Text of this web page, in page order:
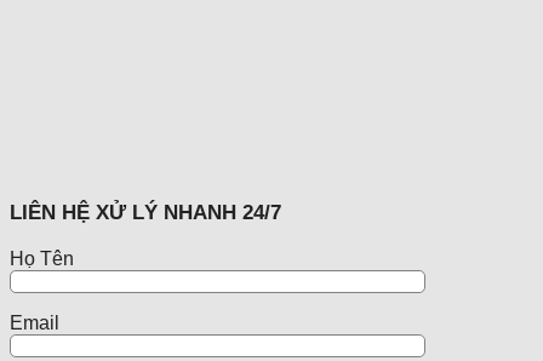
LIÊN HỆ XỬ LÝ NHANH 24/7
Họ Tên
Email